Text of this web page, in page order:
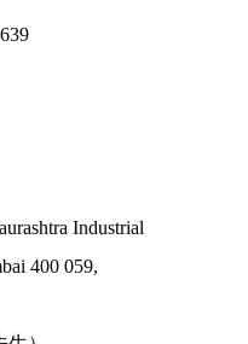
Industrial
400 059,